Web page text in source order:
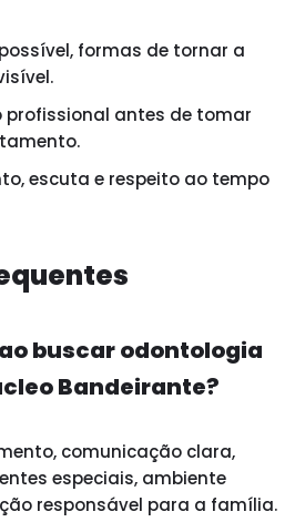
formas de tornar a
profissional antes de tomar
escuta e respeito ao tempo
buscar odontologia
Bandeirante?
comunicação clara,
especiais, ambiente
responsável para a família.